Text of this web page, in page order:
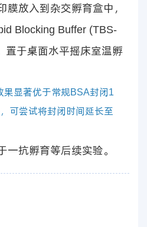
膜放入到杂交孵育盒中，
Blocking Buffer (TBS-
置于桌面水平摇床室温孵
果显著优于常规BSA封闭1
可尝试将封闭时间延长至
一抗孵育等后续实验。